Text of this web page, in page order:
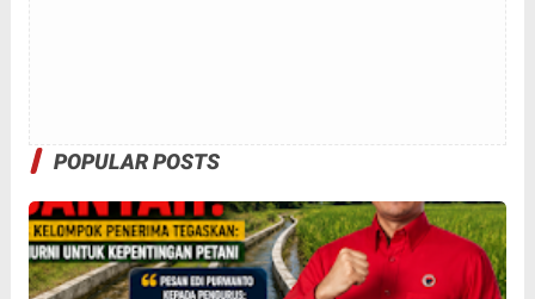
POPULAR POSTS